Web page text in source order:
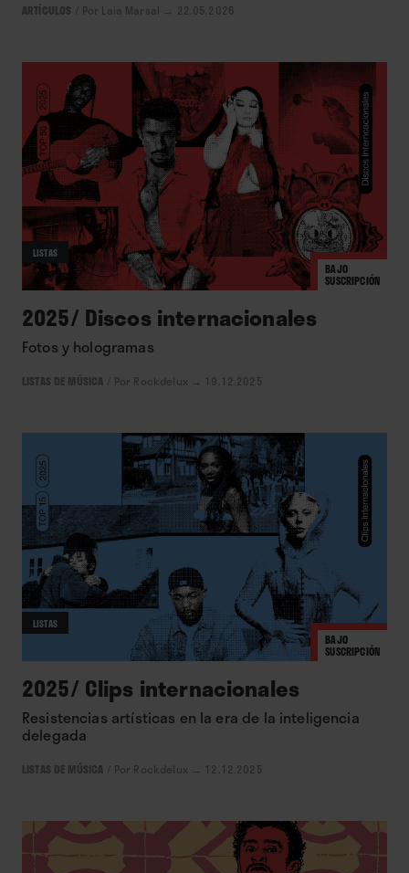
ARTÍCULOS Por Laia Marsal → 22.05.2026
BAJO
SUSCRIPCIÓN
LISTAS
2025/ Discos internacionales
Fotos y hologramas
LISTAS DE MÚSICA Por Rockdelux → 19.12.2025
BAJO
SUSCRIPCIÓN
LISTAS
2025/ Clips internacionales
Resistencias artísticas en la era de la inteligencia
delegada
LISTAS DE MÚSICA Por Rockdelux → 12.12.2025